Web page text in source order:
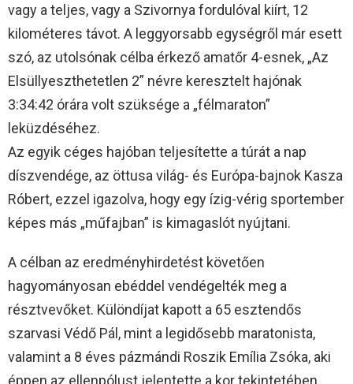
vagy a teljes, vagy a Szivornya fordulóval kiírt, 12
kilométeres távot. A leggyorsabb egységről már esett
szó, az utolsónak célba érkező amatőr 4-esnek, „Az
Elsüllyeszthetetlen 2” névre keresztelt hajónak
3:34:42 órára volt szüksége a „félmaraton”
leküzdéséhez.
Az egyik céges hajóban teljesítette a túrát a nap
díszvendége, az öttusa világ- és Európa-bajnok Kasza
Róbert, ezzel igazolva, hogy egy ízig-vérig sportember
képes más „műfajban” is kimagaslót nyújtani.
A célban az eredményhirdetést követően
hagyományosan ebéddel vendégelték meg a
résztvevőket. Különdíjat kapott a 65 esztendős
szarvasi Védő Pál, mint a legidősebb maratonista,
valamint a 8 éves pázmándi Roszik Emília Zsóka, aki
éppen az ellenpólust jelentette a kor tekintetében.